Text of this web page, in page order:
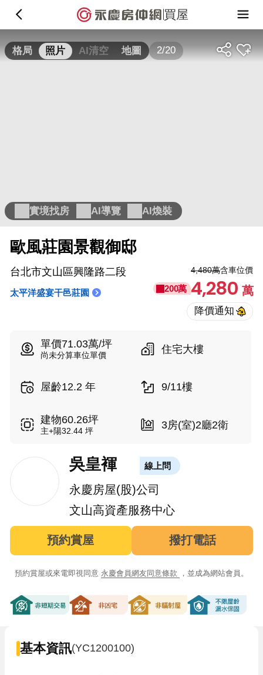
買屋
格局 照片 AI清空 地圖 2/20
實境找房 AI導覽 AI煥裝
歐風莊園景觀御邸
台北市文山區興隆路二段
太平洋盛宴干邑莊園
4,480萬含車位價
200萬 4,280萬
單價71.03萬/坪
尚未分算車位單價 住宅大樓
屋齡12.2 年 9/11樓
建物60.26坪
主+陽32.44 坪 3房(室)2廳2衛
吳皇褌 線上問
永慶房屋(股)公司
文山高資產服務中心
預約賞屋 撥打電話
預約賞屋或來電即視同意 永慶會員網友同意條款 ，並成為網站會員。
基本資訊(YC1200100)